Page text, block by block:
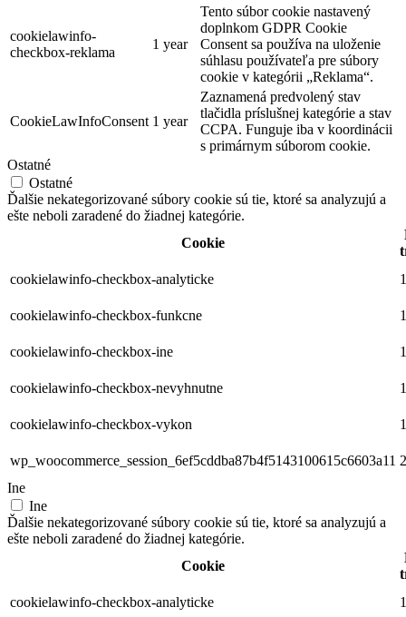
cookielawinfo-
checkbox-reklama
1 year
Tento súbor cookie nastavený
doplnkom GDPR Cookie
Consent sa používa na uloženie
súhlasu používateľa pre súbory
cookie v kategórii „Reklama“.
CookieLawInfoConsent 1 year
Zaznamená predvolený stav
tlačidla príslušnej kategórie a stav
CCPA. Funguje iba v koordinácii
s primárnym súborom cookie.
Ostatné
Ostatné
Ďalšie nekategorizované súbory cookie sú tie, ktoré sa analyzujú a
ešte neboli zaradené do žiadnej kategórie.
Cookie
cookielawinfo-checkbox-analyticke
cookielawinfo-checkbox-funkcne
cookielawinfo-checkbox-ine
cookielawinfo-checkbox-nevyhnutne
cookielawinfo-checkbox-vykon
wp_woocommerce_session_6ef5cddba87b4f5143100615c6603a11
Ine
Ine
Ďalšie nekategorizované súbory cookie sú tie, ktoré sa analyzujú a
ešte neboli zaradené do žiadnej kategórie.
Cookie
cookielawinfo-checkbox-analyticke